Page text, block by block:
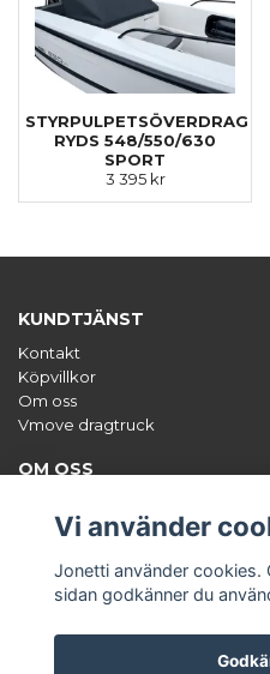
STYRPULPETSÖVERDRAG
RYDS 548/550/630
SPORT
3 395 kr
KUNDTJÄNST
Kontakt
Köpvillkor
Om oss
Vmove dragtruck
OM OSS
styrpulpetsöverdrag och
Vi använder
Jonetti använder cookies.
sidan godkänner du